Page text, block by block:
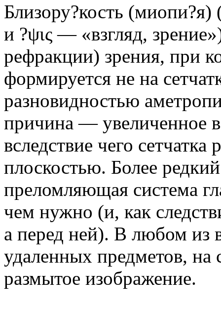
Близору?кость
и ?ψις — «взгляд,
рефракции) зрения, при
формируется не на
разновидностью
причина — увеличенное
вследствие чего сетчатка
плоскостью. Более
преломляющая система
чем нужно (и, как
а перед ней). В любом из
удаленных предметов, на
размытое изображение.